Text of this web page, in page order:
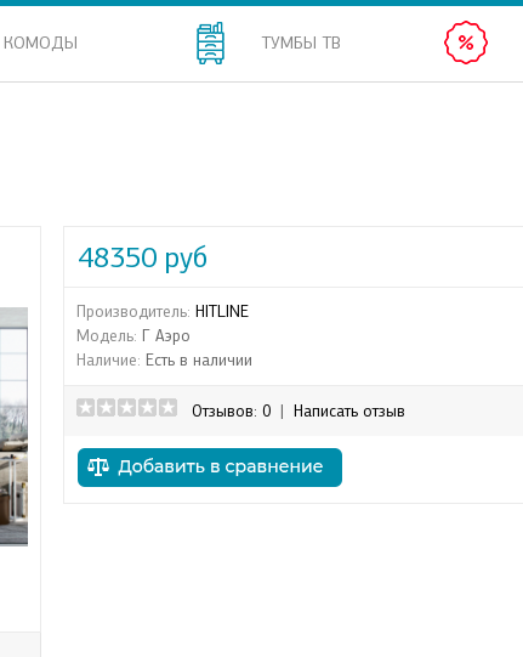
КОМОДЫ ТУМБЫ ТВ
48350 руб
Производитель: HITLINE
Модель: Г Аэро
Наличие: Есть в наличии
Отзывов: 0 Написать отзыв